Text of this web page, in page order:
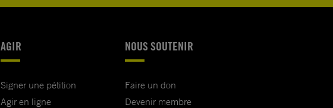
AGIR
Signer une pétition
Agir en ligne
NOUS SOUTENIR
Faire un don
Devenir membre